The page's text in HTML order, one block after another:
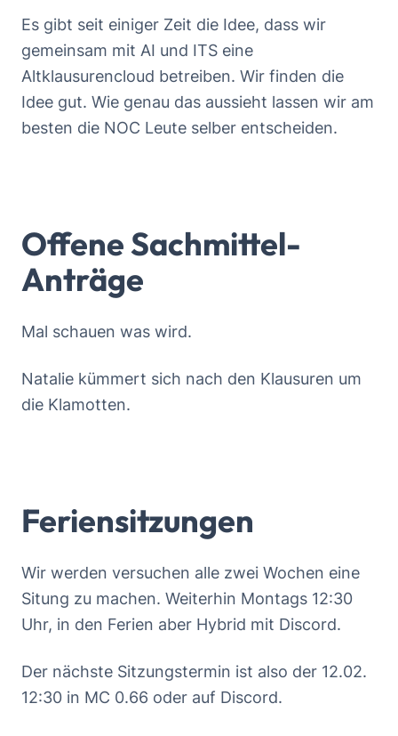
Es gibt seit einiger Zeit die Idee, dass wir
gemeinsam mit AI und ITS eine
Altklausurencloud betreiben. Wir finden die
Idee gut. Wie genau das aussieht lassen wir am
besten die NOC Leute selber entscheiden.
Offene Sachmittel-
Anträge
Mal schauen was wird.
Natalie kümmert sich nach den Klausuren um
die Klamotten.
Feriensitzungen
Wir werden versuchen alle zwei Wochen eine
Situng zu machen. Weiterhin Montags 12:30
Uhr, in den Ferien aber Hybrid mit Discord.
Der nächste Sitzungstermin ist also der 12.02.
12:30 in MC 0.66 oder auf Discord.